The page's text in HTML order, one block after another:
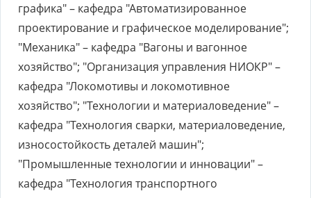
графика" – кафедра "Автоматизированное
проектирование и графическое моделирование";
"Механика" – кафедра "Вагоны и вагонное
хозяйство"; "Организация управления НИОКР" –
кафедра "Локомотивы и локомотивное
хозяйство"; "Технологии и материаловедение" –
кафедра "Технология сварки, материаловедение,
износостойкость деталей машин";
"Промышленные технологии и инновации" –
кафедра "Технология транспортного